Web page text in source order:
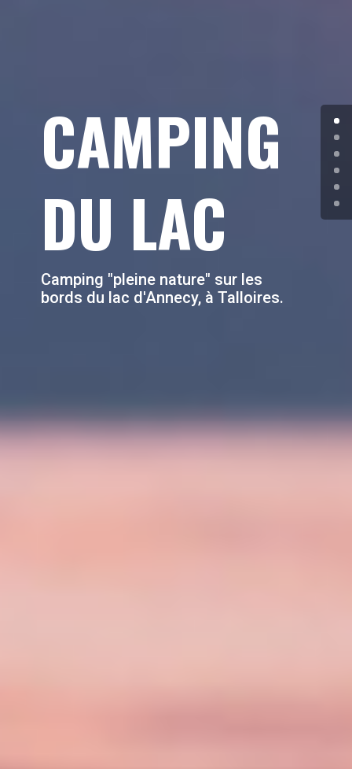
CAMPING
DU LAC
Camping "pleine nature" sur les
bords du lac d'Annecy, à Talloires.